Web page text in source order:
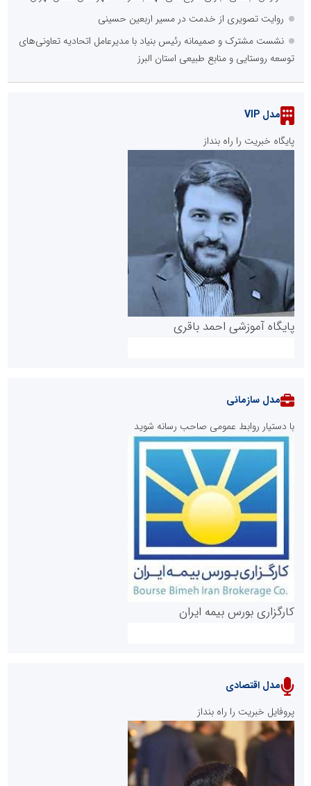
روایت تصویری از خدمت در مسیر اربعین حسینی
نشست مشترک و صمیمانه رئیس بنیاد با مدیرعامل اتحادیه تعاونی‌های
توسعه روستایی و منابع طبیعی استان البرز
مدل VIP
پایگاه خبریت را راه بنداز
پایگاه آموزشی احمد باقری
روابط عمومی خبرگزاری گزارش خبر
پایگاه خبری نهضت ملی مسکن
مدل سازمانی
با دستیار روابط عمومی صاحب رسانه شوید
کارگزاری بورس بیمه ایران
مدل اقتصادی
پروفایل خبریت را راه بنداز